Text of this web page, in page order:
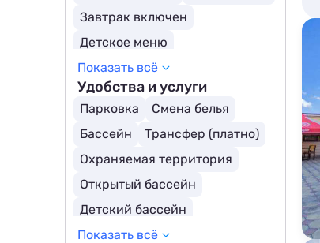
Завтрак включен
Детское меню
Заказное меню
Показать всё
Удобства и услуги
Парковка
Смена белья
Бассейн
Трансфер (платно)
Охраняемая территория
Открытый бассейн
Детский бассейн
Бассейн с подогревом
Показать всё